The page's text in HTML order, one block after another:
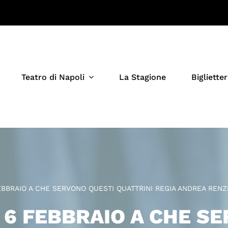
Teatro di Napoli La Stagione
A CHE SERVONO QUESTI QUATTRINI REGIA ANDREA
FEBBRAIO A CHE